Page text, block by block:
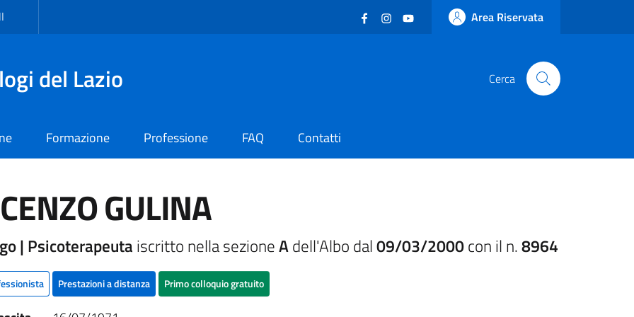
Facebook
(nuova scheda - new tab)
Instagram
(nuova scheda - new tab)
YouTube
(nuova scheda - new tab)
Area Riservata
del Lazio Cerca
Formazione Professione FAQ Contatti
GULINA
| Psicoterapeuta iscritto nella sezioneAdell'Albo dal09/03/2000con il n.8964
Prestazioni a distanza Primo colloquio gratuito